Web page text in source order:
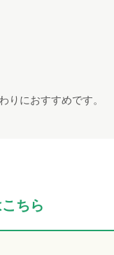
りにおすすめです。
ちら